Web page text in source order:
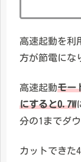
高速起動を利
方が節電にな
高速起動モー
にすると0.7W
分の1までダウ
カットできた